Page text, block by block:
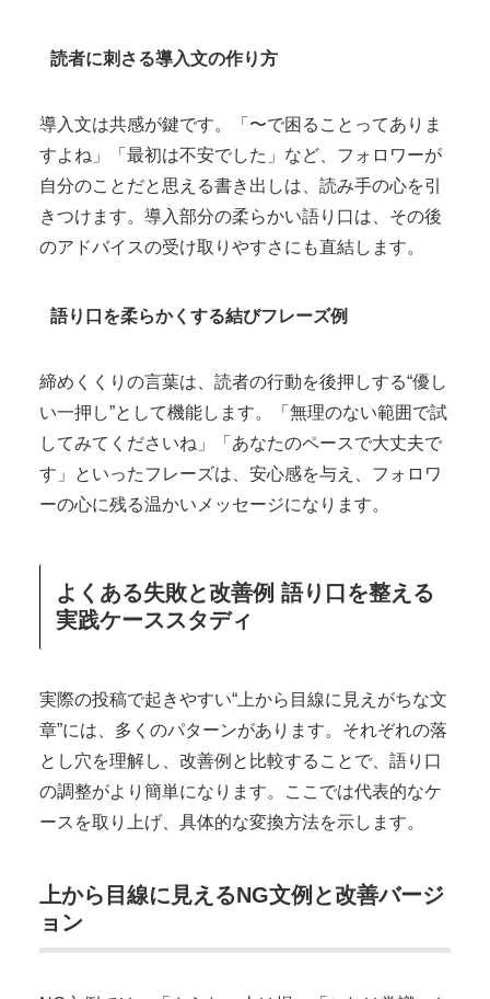
読者に刺さる導入文の作り方
導入文は共感が鍵です。「〜で困ることってありま
すよね」「最初は不安でした」など、フォロワーが
自分のことだと思える書き出しは、読み手の心を引
きつけます。導入部分の柔らかい語り口は、その後
のアドバイスの受け取りやすさにも直結します。
語り口を柔らかくする結びフレーズ例
締めくくりの言葉は、読者の行動を後押しする“優し
い一押し”として機能します。「無理のない範囲で試
してみてくださいね」「あなたのペースで大丈夫で
す」といったフレーズは、安心感を与え、フォロワ
ーの心に残る温かいメッセージになります。
よくある失敗と改善例 語り口を整える
実践ケーススタディ
実際の投稿で起きやすい“上から目線に見えがちな文
章”には、多くのパターンがあります。それぞれの落
とし穴を理解し、改善例と比較することで、語り口
の調整がより簡単になります。ここでは代表的なケ
ースを取り上げ、具体的な変換方法を示します。
上から目線に見えるNG文例と改善バージ
ョン